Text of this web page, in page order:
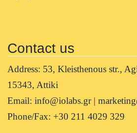
Contact us
Address: 53, Kleisthenous str.,
15343, Attiki
Email: info@iolabs.gr |
Phone/Fax: +30 211 4029 329